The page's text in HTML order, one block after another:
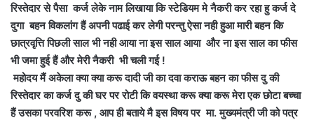
रिस्तेदार से पैसा कर्ज लेके नाम लिखाया कि स्टेडियम मे नैकरी कर रहा हु कर्ज दे
दुगा बहन विकलांग हैं अपनी पढाई कर लेगी परन्तु ऐसा नही हुआ मारी बहन कि
छात्रवृत्ति पिछली साल भी नही आया ना इस साल आया और ना इस साल का फीस
भी जमा हुई हैं और मेरी नैकरी भी चली गई !
महोदय मैं अकेला क्या क्या करू दादी जी का दवा कराऊ बहन का फीस दु की
रिस्तेदार का कर्ज दु की घर पर रोटी कि वयस्था करू क्या करू मेरा एक छोटा बच्चा
हैं उसका परवरिश करू , आप ही बताये मै इस विषय पर मा. मुख्यमंत्री जी को पत्र